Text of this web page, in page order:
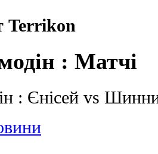
Terrikon
: Матчi
: Єнісей vs